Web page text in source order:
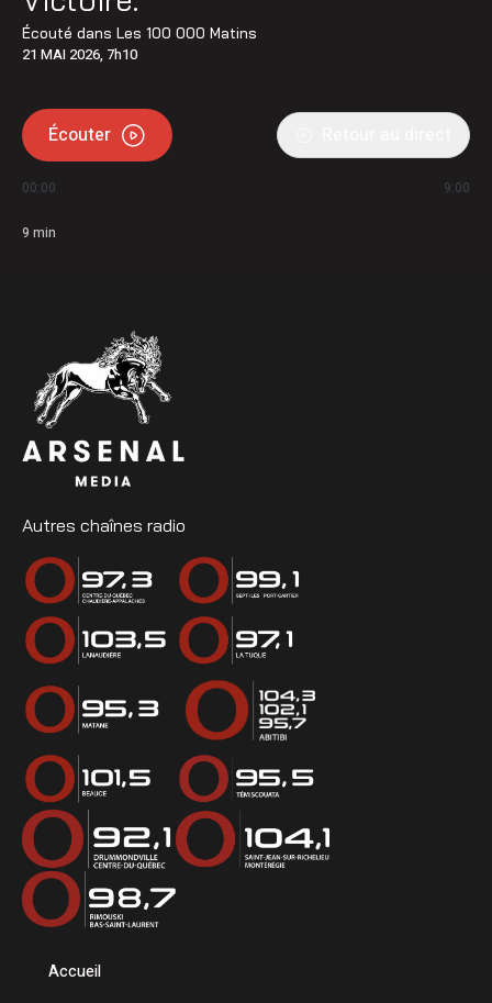
Écouté dans Les 100 000 Matins
21 MAI 2026, 7h10
Écouter
00:00 9:00
9 min
Autres chaînes radio
Accueil